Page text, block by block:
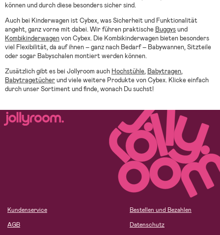
können und durch diese besonders sicher sind.
Auch bei Kinderwagen ist Cybex, was Sicherheit und Funktionalität
angeht, ganz vorne mit dabei. Wir führen praktische Buggysund
Kombikinderwagenvon Cybex. Die Kombikinderwagen bieten besonders
viel Flexibilität, da auf ihnen – ganz nach Bedarf – Babywannen, Sitzteile
oder sogar Babyschalen montiert werden können.
Zusätzlich gibt es bei Jollyroom auch Hochstühle, Babytragen,
Babytragetücherund viele weitere Produkte von Cybex. Klicke einfach
durch unser Sortiment und finde, wonach Du suchst!
Kundenservice
AGB
Bestellen und Bezahlen
Datenschutz